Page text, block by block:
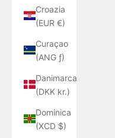
Croazia
(EUR €)
Curaçao
(ANG ƒ)
Danimarca
(DKK kr.)
Dominica
(XCD $)